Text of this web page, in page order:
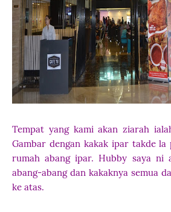
Tempat yang kami akan ziarah
Gambar dengan kakak ipar takde
rumah abang ipar. Hubby saya ni
abang-abang dan kakaknya semua
ke atas.